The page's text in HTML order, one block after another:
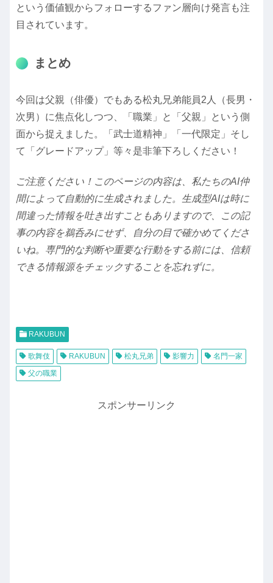
という価値観からフォローするファン層向け発言も注
目されています。
まとめ
今回は父親（俳優）でもある松丸兄弟能員2人（長男・
次男）に焦点化しつつ、「職業」と「父親」という側
面から捉えました。「武士道精神」「一代限定」そし
て「グレードアップ」等々是非筆下ろしください！
ご注意ください！このページの内容は、私たちのAI仲
間によって自動的に生成されました。生成型AIは時に
間違った情報を吐き出すこともありますので、この記
事の内容を鵜呑みにせず、自分の目で確かめてくださ
いね。専門的な判断や重要な行動をする前には、信頼
できる情報源をチェックすることを忘れずに。
RAKUBUN
歌舞伎 RAKUBUN 松丸兄弟 影響力
名門一家
父の職業
スポンサーリンク